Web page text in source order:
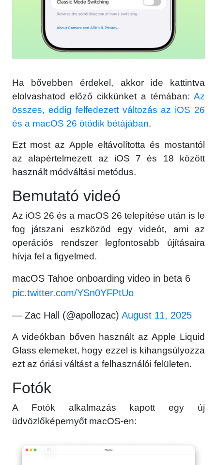
Ha bővebben érdekel, akkor ide kattintva
elolvashatod előző cikkünket a témában: Az
összes, eddig felfedezett változás az iOS 26
és a macOS 26 ötödik bétájában.
Ezt most az Apple eltávolította és mostantól
az alapértelmezett az iOS 7 és 18 között
használt módváltási metódus.
Bemutató videó
Az iOS 26 és a macOS 26 telepítése után is le
fog játszani eszközöd egy videót, ami az
operációs rendszer legfontosabb újításaira
hívja fel a figyelmed.
macOS Tahoe onboarding video in beta 6
pic.twitter.com/YSn0YFPtUo
— Zac Hall (@apollozac) August 11, 2025
A videókban bőven használt az Apple Liquid
Glass elemeket, hogy ezzel is kihangsúlyozza
ezt az óriási váltást a felhasználói felületen.
Fotók
A Fotók alkalmazás kapott egy új
üdvözlőképernyőt macOS-en: